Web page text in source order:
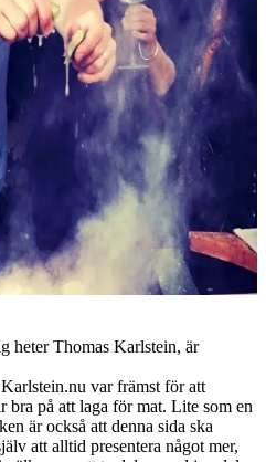
heter Thomas Karlstein, är
var främst för att
bra på att laga för mat. Lite som en
är också att denna sida ska
att alltid presentera något mer,